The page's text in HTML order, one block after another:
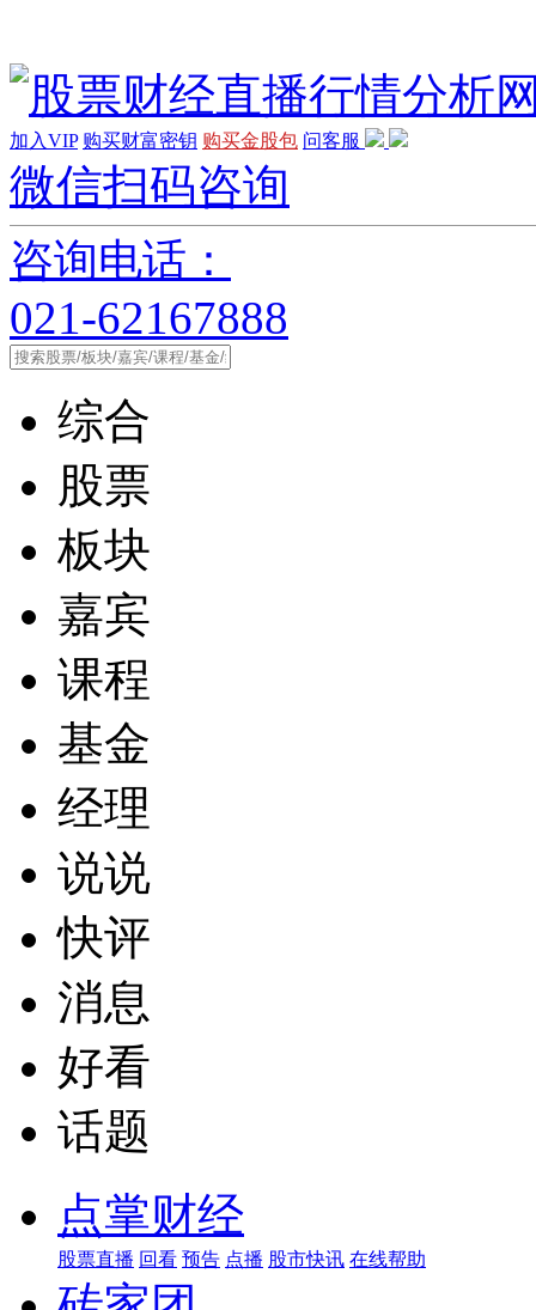
加入VIP 购买财富密钥 购买金股包 问客服
微信扫码咨询
咨询电话：
021-62167888
综合
股票
板块
嘉宾
课程
基金
经理
说说
快评
消息
好看
话题
点掌财经
股票直播 回看 预告 点播 股市快讯 在线帮助